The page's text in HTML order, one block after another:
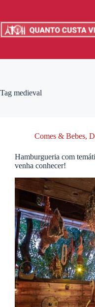
o
conteúdo
Tag medieval
Comes & Bebes,
Hamburgueria com
venha conhecer!